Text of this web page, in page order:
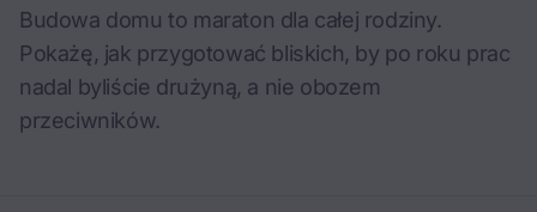
Budowa domu to maraton dla całej rodziny.
Pokażę, jak przygotować bliskich, by po roku prac
nadal byliście drużyną, a nie obozem
przeciwników.